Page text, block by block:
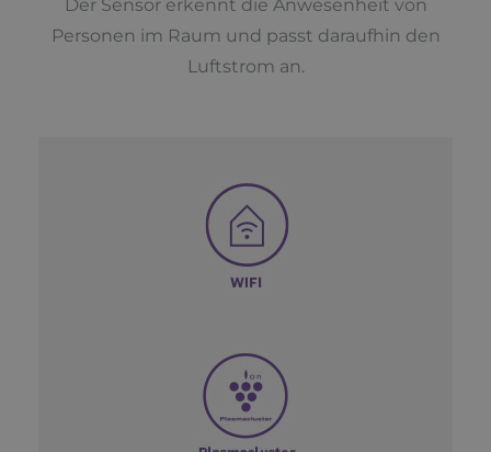
Der Sensor erkennt die Anwesenheit von
Personen im Raum und passt daraufhin den
Luftstrom an.